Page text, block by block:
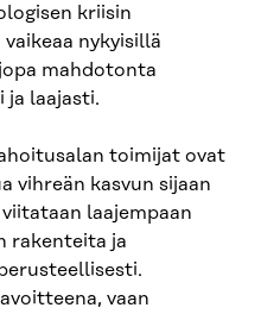
kriisin
nykyisillä
mahdotonta
ja laajasti.
toimijat ovat
vihreän kasvun sijaan
viitataan laajempaan
rakenteita ja
vaan